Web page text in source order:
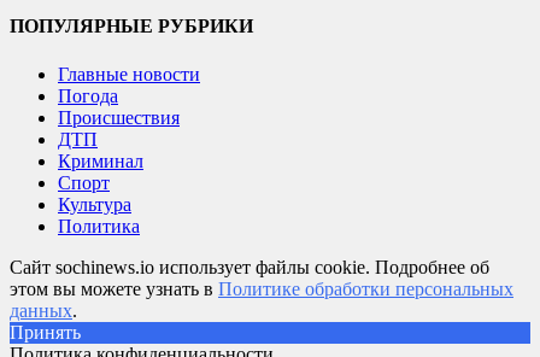
ПОПУЛЯРНЫЕ РУБРИКИ
Главные новости
Погода
Происшествия
ДТП
Криминал
Спорт
Культура
Политика
Сайт sochinews.io использует файлы cookie. Подробнее об
этом вы можете узнать в Политике обработки персональных
данных.
Принять